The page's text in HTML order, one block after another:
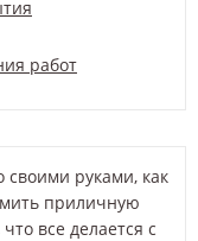
работ
своими руками, как
приличную
все делается с